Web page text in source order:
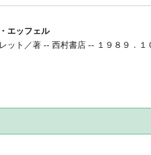
エッフェル
ット／著 -- 西村書店 -- １９８９．１